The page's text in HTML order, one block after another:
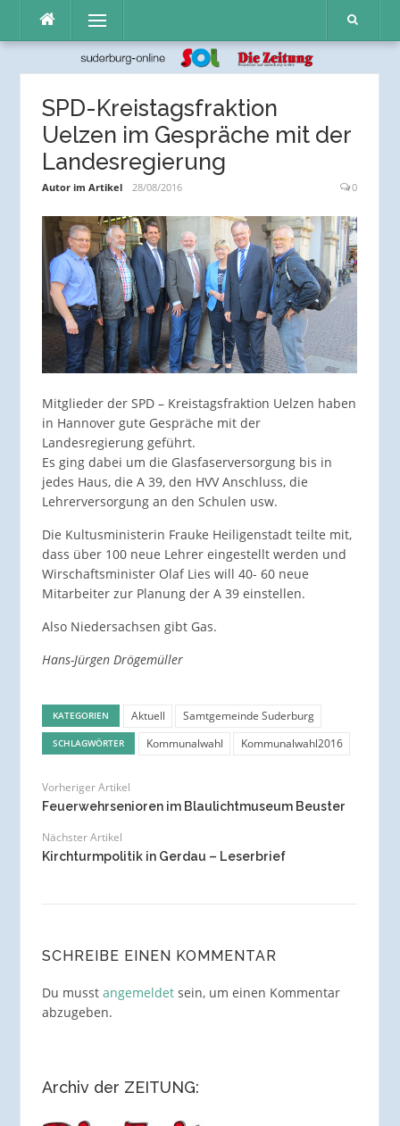
Inhalt
Menü
SPD-Kreistagsfraktion
Uelzen im Gespräche mit der
Landesregierung
Autor im Artikel 28/08/2016 0
Mitglieder der SPD – Kreistagsfraktion Uelzen haben
in Hannover gute Gespräche mit der
Landesregierung geführt.
Es ging dabei um die Glasfaserversorgung bis in
jedes Haus, die A 39, den HVV Anschluss, die
Lehrerversorgung an den Schulen usw.
Die Kultusministerin Frauke Heiligenstadt teilte mit,
dass über 100 neue Lehrer eingestellt werden und
Wirschaftsminister Olaf Lies will 40- 60 neue
Mitarbeiter zur Planung der A 39 einstellen.
Also Niedersachsen gibt Gas.
Hans-Jürgen Drögemüller
KATEGORIEN Aktuell Samtgemeinde Suderburg
SCHLAGWÖRTER Kommunalwahl Kommunalwahl2016
Vorheriger Artikel
Feuerwehrsenioren im Blaulichtmuseum Beuster
Nächster Artikel
Kirchturmpolitik in Gerdau – Leserbrief
SCHREIBE EINEN KOMMENTAR
Du musst angemeldetsein, um einen Kommentar
abzugeben.
Archiv der ZEITUNG: